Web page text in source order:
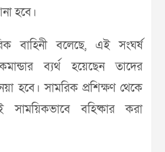
হবে।
বাহিনী বলেছে, এই সংঘর্ষ
ব্যর্থ হয়েছেন তাদের
হবে। সামরিক প্রশিক্ষণ থেকে
সাময়িকভাবে বহিষ্কার করা